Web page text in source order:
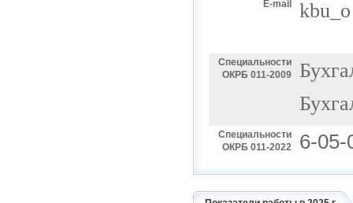
E-mail kbu_o
Специальности
ОКРБ 011-2009
Специальности
ОКРБ 011-2022
6-05-